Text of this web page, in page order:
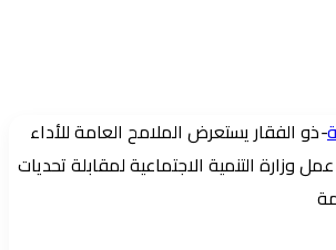
-ذو الفقار يستعرض الملامح العامة للأداء
وزارة التنمية الاجتماعية لمقابلة تحديات